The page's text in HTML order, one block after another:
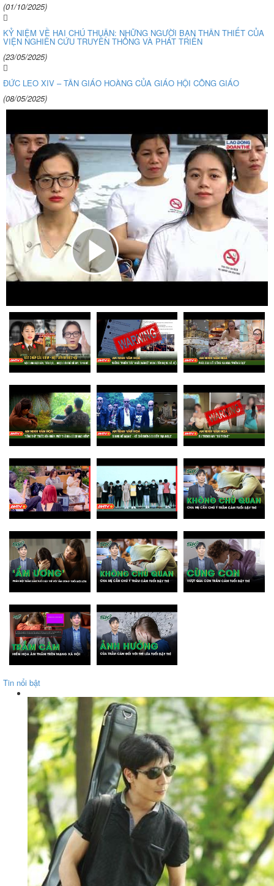
(01/10/2025)
KỶ NIỆM VỀ HAI CHÚ THUẬN: NHỮNG NGƯỜI BẠN THÂN THIẾT CỦA
VIỆN NGHIÊN CỨU TRUYỀN THỐNG VÀ PHÁT TRIỂN
(23/05/2025)
ĐỨC LEO XIV – TÂN GIÁO HOÀNG CỦA GIÁO HỘI CÔNG GIÁO
(08/05/2025)
Tin nổi bật